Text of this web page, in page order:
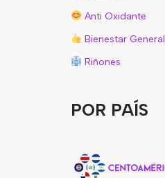
Anti Oxidante
Bienestar General
Riñones
POR PAÍS